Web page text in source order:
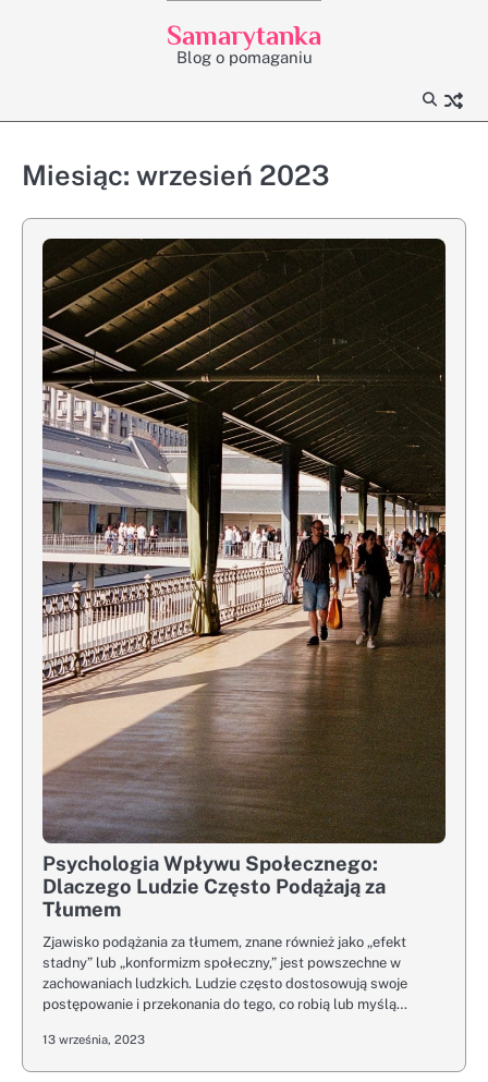
Samarytanka
Blog o pomaganiu
Miesiąc: wrzesień 2023
Psychologia Wpływu Społecznego:
Dlaczego Ludzie Często Podążają za
Tłumem
Zjawisko podążania za tłumem, znane również jako „efekt
stadny” lub „konformizm społeczny,” jest powszechne w
zachowaniach ludzkich. Ludzie często dostosowują swoje
postępowanie i przekonania do tego, co robią lub myślą…
13 września, 2023